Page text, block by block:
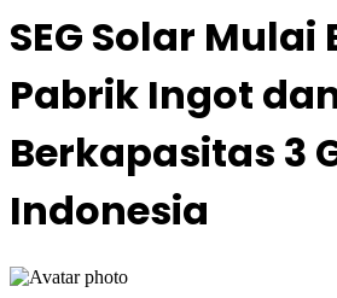
SEG Solar Mulai
Pabrik Ingot
Berkapasitas 3
Indonesia